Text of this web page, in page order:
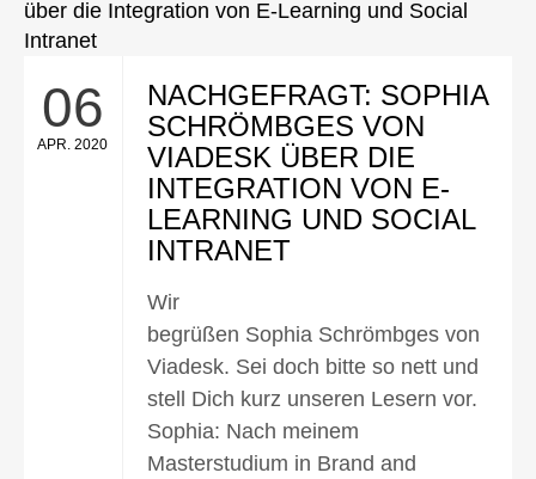
06
APR. 2020
NACHGEFRAGT: SOPHIA
SCHRÖMBGES VON
VIADESK ÜBER DIE
INTEGRATION VON E-
LEARNING UND SOCIAL
INTRANET
Wir
begrüßen Sophia Schrömbges von
Viadesk. Sei doch bitte so nett und
stell Dich kurz unseren Lesern vor.
Sophia: Nach meinem
Masterstudium in Brand and